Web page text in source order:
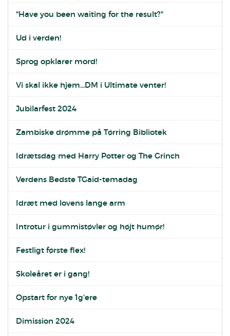
"Have you been waiting for the result?"
Ud i verden!
Sprog opklarer mord!
Vi skal ikke hjem...DM i Ultimate venter!
Jubilarfest 2024
Zambiske drømme på Tørring Bibliotek
Idrætsdag med Harry Potter og The Grinch
Verdens Bedste TGaid-temadag
Idræt med lovens lange arm
Introtur i gummistøvler og højt humør!
Festligt første flex!
Skoleåret er i gang!
Opstart for nye 1g'ere
Dimission 2024